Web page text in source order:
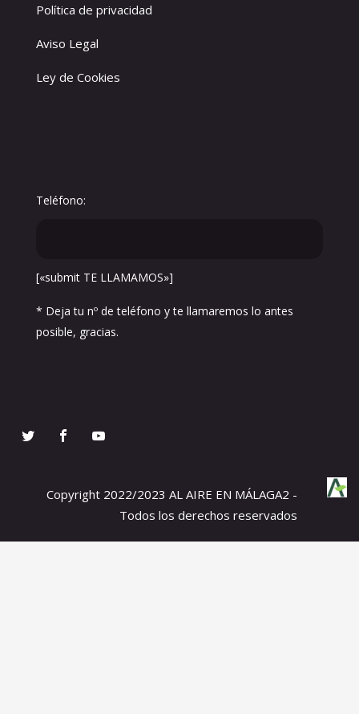
Política de privacidad
Aviso Legal
Ley de Cookies
Teléfono:
[«submit TE LLAMAMOS»]
* Deja tu nº de teléfono y te llamaremos lo antes
posible, gracias.
Copyright 2022/2023 AL AIRE EN MÁLAGA2 -
Todos los derechos reservados